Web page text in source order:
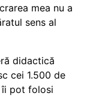
mea nu a
sens al
didactică
cei 1.500 de
îi pot folosi